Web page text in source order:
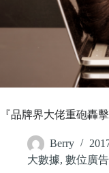
『品牌界大佬重砲轟
Berry
大數據, 數位廣告